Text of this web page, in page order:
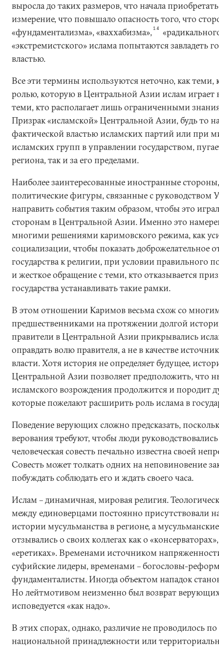
выросла до таких размеров, что начала
измерение, что повышало опасность того, что
«фундаментализма», «ваххабизма», 14
«экстремистского» ислама попытаются завладеть
властью.
Все эти термины используются неточно, как теми,
ролью, которую в Центральной Азии ислам играет
теми, кто располагает лишь ограниченными
Призрак «исламской» Центральной Азии, будь то
фактической властью исламских партий или при
исламских групп в управлении государством,
региона, так и за его пределами.
Наиболее заинтересованные иностранные
политические фигуры, связанные с руководством
направить события таким образом, чтобы это
сторонам в Центральной Азии. Именно это
многими решениями каримовского режима, как
социализации, чтобы показать доброжелательное
государства к религии, при условии правильного
и жесткое обращение с теми, кто отказывается
государства устанавливать такие рамки.
В этом отношении Каримов весьма схож со
предшественниками на протяжении долгой
правители в Центральной Азии прикрывались
оправдать волю правителя, а не в качестве
власти. Хотя история не определяет будущее,
Центральной Азии позволяет предположить, что
исламского возрождения продолжится и породит
которые пожелают расширить роль ислама в
Поведение верующих сложно предсказать,
верования требуют, чтобы люди руководствовались
человеческая совесть печально известна своей
Совесть может толкать одних на неповиновение
побуждать соблюдать его и ждать своего часа.
Ислам – динамичная, мировая религия.
между единоверцами постоянно присутствовали
истории мусульманства в регионе, а
отзывались о своих коллегах как о
«еретиках». Временами источником
суфийские лидеры, временами – богословы-
фундаменталисты. Иногда объектом нападок
Но лейтмотивом неизменно был возврат верующих
исповедуется «как надо».
В этих спорах, однако, различие не проводилось
национальной принадлежности или